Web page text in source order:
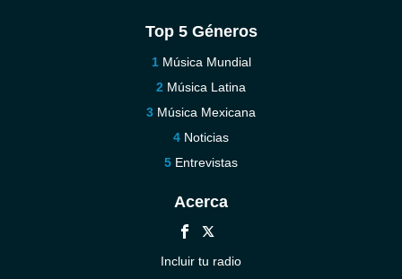
Top 5 Géneros
Música Mundial
Música Latina
Música Mexicana
Noticias
Entrevistas
Acerca
Incluir tu radio